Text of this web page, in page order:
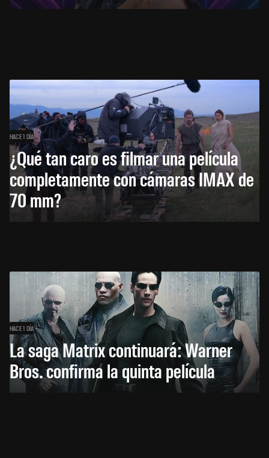
HACE 1 DÍA
¿Qué tan caro es filmar una película
completamente con cámaras IMAX de
70 mm?
HACE 1 DÍA
La saga Matrix continuará: Warner
Bros. confirma la quinta película